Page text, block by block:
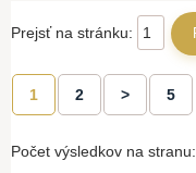
Prejsť na stránku:
1 2 > 5
Počet výsledkov na stranu: